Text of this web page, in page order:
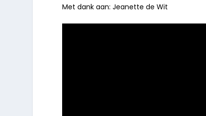
Met dank aan: Jeanette de Wit